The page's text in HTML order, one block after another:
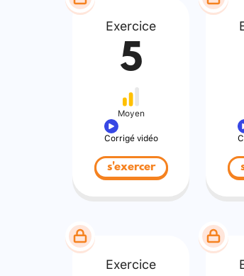
Exercice
5
Moyen
Corrigé vidéo
s'exercer
Exercice